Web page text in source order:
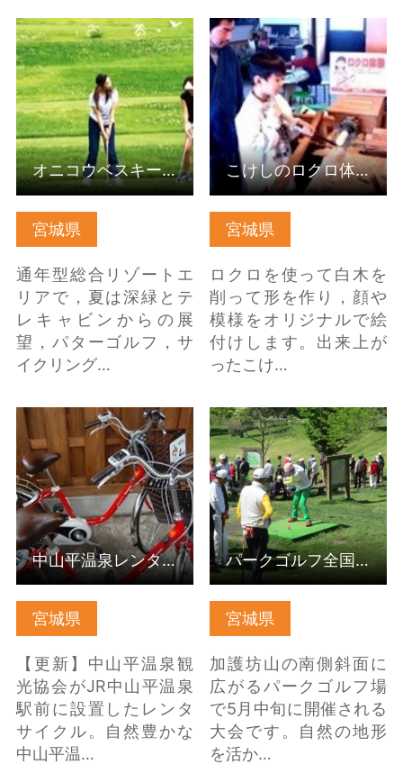
宮城県
通年型総合リゾートエ
リアで，夏は深緑とテ
レキャビンからの展
望，パターゴルフ，サ
イクリング…
オニコウベスキー場 の
詳細はこちら
オニコウベスキー場
宮城県
ロクロを使って白木を
削って形を作り，顔や
模様をオリジナルで絵
付けします。出来上が
ったこけ…
こけしのロクロ体験 の
詳細はこちら
こけしのロクロ体験
宮城県
【更新】中山平温泉観
光協会がJR中山平温泉
駅前に設置したレンタ
サイクル。自然豊かな
中山平温…
中山平温泉レンタサイ
クル の詳細はこちら
中山平温泉レンタサイクル
宮城県
加護坊山の南側斜面に
広がるパークゴルフ場
で5月中旬に開催される
大会です。自然の地形
を活か…
パークゴルフ全国交流
大会さくらカップ の詳
細はこちら
パークゴルフ全国交流大会さくらカップ